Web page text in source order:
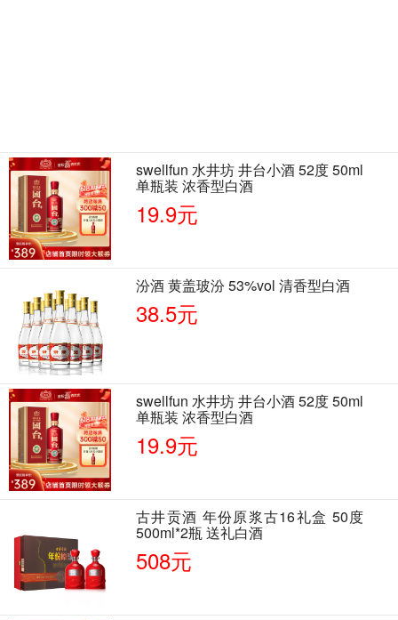
swellfun 水井坊 井台小酒 52度 50ml
单瓶装 浓香型白酒
19.9元
汾酒 黄盖玻汾 53%vol 清香型白酒
38.5元
swellfun 水井坊 井台小酒 52度 50ml
单瓶装 浓香型白酒
19.9元
古井贡酒 年份原浆古16礼盒 50度
500ml*2瓶 送礼白酒
508元